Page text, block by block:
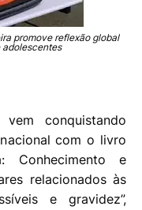
promove reflexão global
adolescentes
conquistando
com o livro
Conhecimento e
relacionados às
e gravidez”,